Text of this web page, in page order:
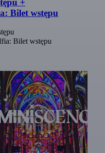
Bilet wstępu
Bilet wstępu